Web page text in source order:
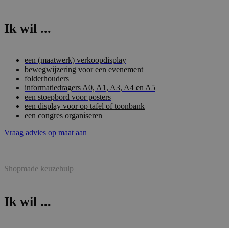
Ik wil ...
een (maatwerk) verkoopdisplay
bewegwijzering voor een evenement
folderhouders
informatiedragers A0, A1, A3, A4 en A5
een stoepbord voor posters
een display voor op tafel of toonbank
een congres organiseren
Vraag advies op maat aan
Shopmade keuzehulp
Ik wil ...